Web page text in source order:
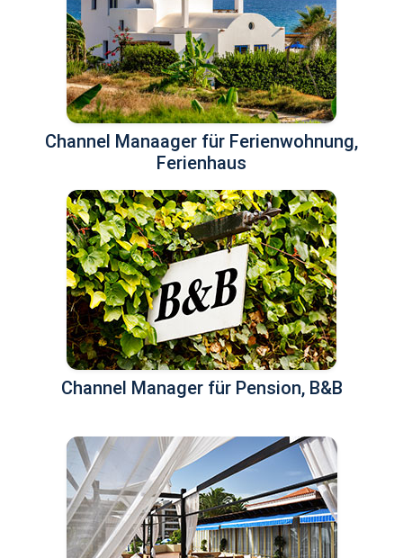
Channel Manaager für Ferienwohnung,
Ferienhaus
Channel Manager für Pension, B&B